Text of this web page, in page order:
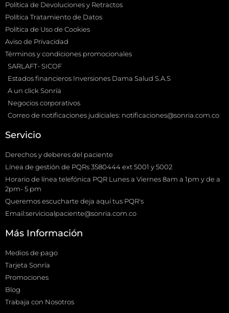
Política de Devoluciones y Retractos
Política Tratamiento de Datos
Política de Uso de Cookies
Aviso de Privacidad
Términos y condiciones promocionales
SARLAFT- SICOF
Estados financieros Inversiones Dama Salud S.A.S
A un click Sonría
Negocios corporativos
Correo de notificaciones judiciales: notificaciones@sonria.com.co
Servicio
Derechos y deberes del paciente
Línea de gestión de PQRs 3580444 ext 5001 y 5002
Horario de línea telefónica PQR Lunes a Viernes 8am a 1pm y de a
2pm- 5 pm
Queremos escucharte deja aquí tus PQR's
Email:servicioalpaciente@sonria.com.co
Más Información
Medios de pago
Tarjeta Sonría
Promociones
Blog
Trabaja con Nosotros